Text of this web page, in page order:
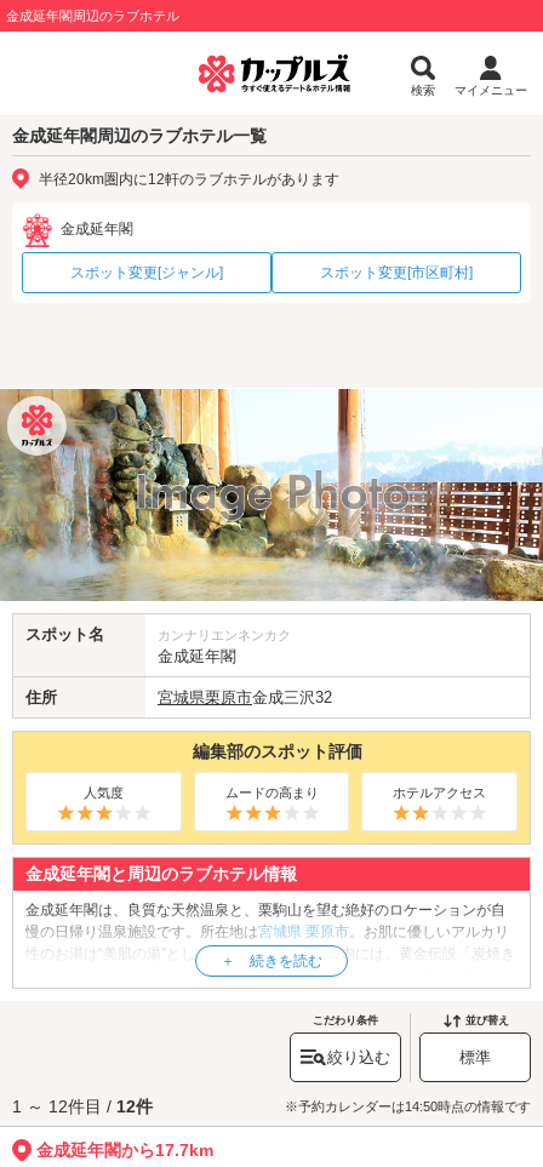
金成延年閣周辺のラブホテル
検索 マイメニュー
金成延年閣周辺のラブホテル一覧
半径20km圏内に12軒のラブホテルがあります
金成延年閣
スポット変更[ジャンル] スポット変更[市区町村]
スポット名 カンナリエンネンカク
金成延年閣
住所 宮城県栗原市金成三沢32
編集部のスポット評価
人気度 ムードの高まり ホテルアクセス
金成延年閣と周辺のラブホテル情報
金成延年閣は、良質な天然温泉と、栗駒山を望む絶好のロケーションが自
慢の日帰り温泉施設です。所在地は宮城県 栗原市 。お肌に優しいアルカリ
性のお湯は“美肌の湯”として知られています。館内には、黄金伝説「炭焼き
藤太」にちなんだ金風呂や、栗駒山を眺めながら入浴できる露天風呂、サ
の疲れを癒しましょう。入浴後は館内食堂でキンキンに冷えたビールを召
し上がれ♪また、地元銘菓や漬物などの地場産品を取り扱っている売店も人
気。来館の記念にお土産品を購入しましょう。
栗原・築館エリアのラブホテルからもアクセスが便利で
す。
こだわり条件
絞り込む
並び替え
標準
1 ～ 12件目 / 12件 ※予約カレンダーは14:50時点の情報です
金成延年閣から17.7km